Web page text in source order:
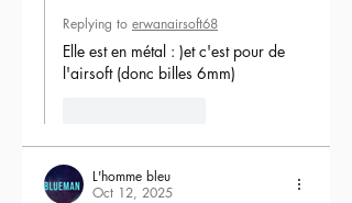
Replying to erwanairsoft68
Elle est en métal : )et c'est pour de
l'airsoft (donc billes 6mm)
L'homme bleu
Oct 12, 2025